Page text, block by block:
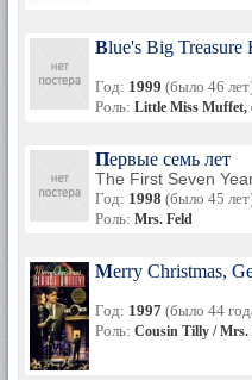
Blue's Big Treasure
Год: 1999 (было 46
Роль: Little Miss Muffet,
Первые семь лет
The First Seven
Год: 1998 (было 45
Роль: Mrs. Feld
Merry Christmas,
Год: 1997 (было 44
Роль: Cousin Tilly / Mrs.